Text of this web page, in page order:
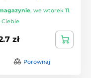
, we wtorek 11.
Ciebie
zł
Porównaj